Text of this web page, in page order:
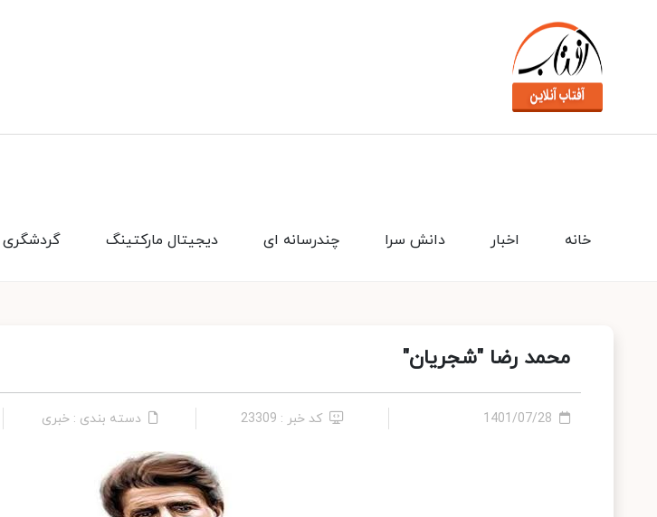
گردشگری دیجیتال مارکتینگ چندرسانه ای دانش سرا اخبار خانه
محمد رضا "شجریان"
1401/07/28 کد خبر : 23309 دسته بندی : خبری